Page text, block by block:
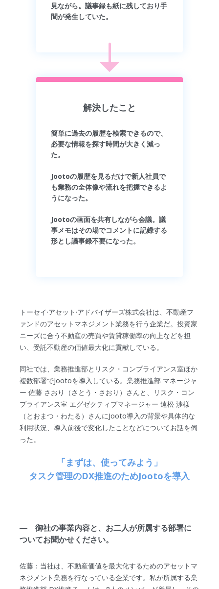
見ながら。議事録も紙に残しており手
間が発生していた。
解決したこと
簡単に過去の履歴を検索できるので、
必要な情報を探す時間が大きく減っ
た。
Jootoの履歴を見るだけで新人社員で
も業務の全体像や流れを把握できるよ
うになった。
Jootoの画面を共有しながら会議。議
事メモはその場でコメントに記録する
形とし議事録不要になった。
トーセイ·アセット·アドバイザーズ株式会社は、不動産フ
ァンドのアセットマネジメント業務を行う企業だ。投資家
ニーズに合う不動産の売買や賃貸稼働率の向上などを担
い、受託不動産の価値最大化に貢献している。
同社では、業務推進部とリスク・コンプライアンス室ほか
複数部署でJootoを導入している。業務推進部 マネージャ
ー 佐藤 さおり（さとう・さおり）さんと、リスク・コン
プライアンス室 エグゼクティブマネージャー 遠松 渉様
（とおまつ・わたる）さんにJooto導入の背景や具体的な
利用状況、導入前後で変化したことなどについてお話を伺
った。
「まずは、使ってみよう」
タスク管理のDX推進のためJootoを導入
― 御社の事業内容と、お二人が所属する部署に
ついてお聞かせください。
佐藤：当社は、不動産価値を最大化するためのアセットマ
ネジメント業務を行なっている企業です。私が所属する業